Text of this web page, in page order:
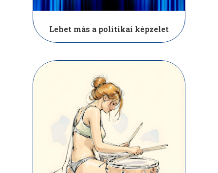
Lehet más a politikai képzelet